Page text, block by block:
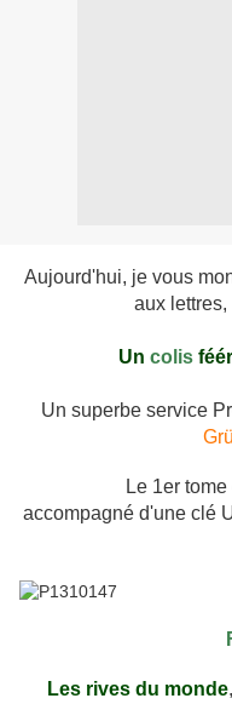
Aujourd'hui, je vous
aux
Un colis
Un superbe service
Le 1er
accompagné d'une clé
Les rives du monde